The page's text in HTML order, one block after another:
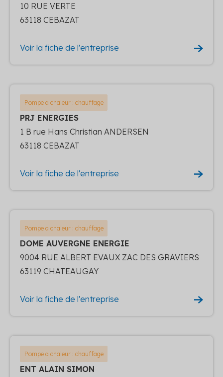
10 RUE VERTE
63118 CEBAZAT
Voir la fiche de l'entreprise
Pompe a chaleur : chauffage
PRJ ENERGIES
1 B rue Hans Christian ANDERSEN
63118 CEBAZAT
Voir la fiche de l'entreprise
Pompe a chaleur : chauffage
DOME AUVERGNE ENERGIE
9004 RUE ALBERT EVAUX ZAC DES GRAVIERS
63119 CHATEAUGAY
Voir la fiche de l'entreprise
Pompe a chaleur : chauffage
ENT ALAIN SIMON